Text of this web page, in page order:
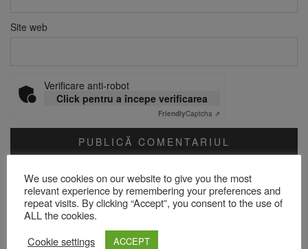
Site web
Verificare anti-robot
Click pentru a începe verificarea
FriendlyCaptcha ⇗
sunt procesate datele comentariilor tale.
We use cookies on our website to give you the most
relevant experience by remembering your preferences and
repeat visits. By clicking “Accept”, you consent to the use of
ALL the cookies.
Cookie settings
ACCEPT